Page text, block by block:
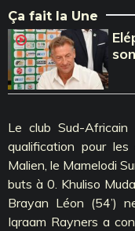
Ça fait la Une
Le club Sud-
qualification pour
Malien, le Mamelodi
buts à 0. Khuliso
Brayan Léon (54’)
Iqraam Rayners a